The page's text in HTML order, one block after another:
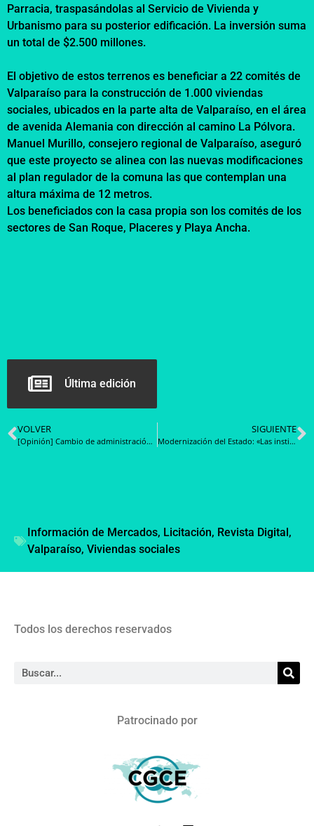
Parracia, traspasándolas al Servicio de Vivienda y
Urbanismo para su posterior edificación. La inversión suma
un total de $2.500 millones.
El objetivo de estos terrenos es beneficiar a 22 comités de
Valparaíso para la construcción de 1.000 viviendas
sociales, ubicados en la parte alta de Valparaíso, en el área
de avenida Alemania con dirección al camino La Pólvora.
Manuel Murillo, consejero regional de Valparaíso, aseguró
que este proyecto se alinea con las nuevas modificaciones
al plan regulador de la comuna las que contemplan una
altura máxima de 12 metros.
Los beneficiados con la casa propia son los comités de los
sectores de San Roque, Placeres y Playa Ancha.
Última edición
VOLVER
[Opinión] Cambio de administración no implica modificar la ley de presupuesto
SIGUIENTE
Modernización del Estado: «Las instituciones se quedaron en el siglo XX tienen que avanzar al siglo XXI»
Información de Mercados, Licitación, Revista Digital,
Valparaíso, Viviendas sociales
Todos los derechos reservados
Patrocinado por